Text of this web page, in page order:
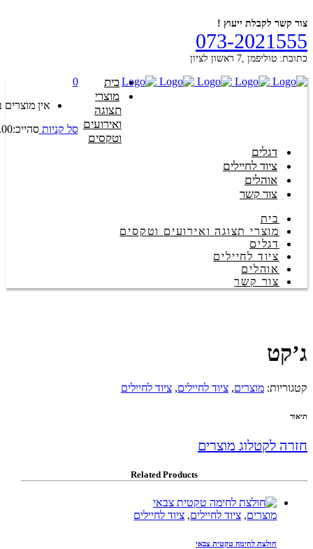
צור קשר לקבלת ייעוץ !
073-2021555
כתובת: טוליפמן ,7 ראשון לציון
0
אין מוצרים
סל קניותסהייכ:
בית
מוצרי
תצוגה
ואירועים
וטקסים
דגלים
ציוד לחיילים
אוהלים
צור קשר
בית
מוצרי תצוגה ואירועים וטקסים
דגלים
ציוד לחיילים
אוהלים
צור קשר
ג’קט
קטגוריות: מוצרים, ציוד לחיילים, ציוד לחיילים
תיאור
חזרה לקטלוג מוצרים
Related Products
מוצרים, ציוד לחיילים, ציוד לחיילים
חולצת לחימה טקטית צבאי